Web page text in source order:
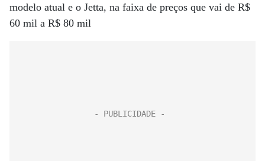
modelo atual e o Jetta, na faixa de preços que vai de R$
60 mil a R$ 80 mil